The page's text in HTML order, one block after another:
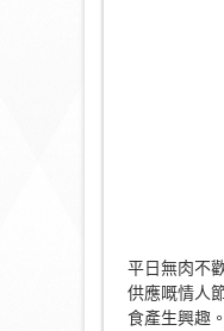
平日無肉不
供應嘅情人
食產生興趣